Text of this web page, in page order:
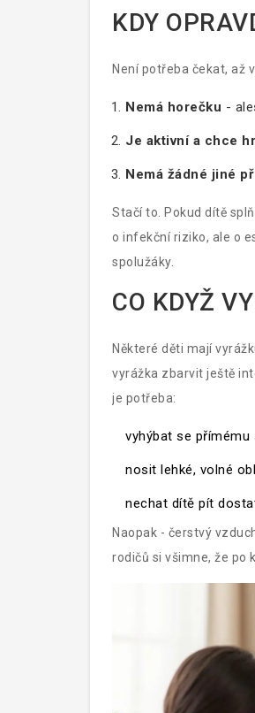
KDY
Není potřeba čekat, až
Nemá horečku -
Je aktivní a chce
Nemá žádné jiné
Stačí to. Pokud dítě
o infekční riziko, ale o
spolužáky.
CO KDYŽ
Některé děti mají
vyrážka zbarvit ještě
je potřeba:
vyhýbat se
nosit lehké, volné
nechat dítě pít
Naopak - čerstvý
rodičů si všimne, že po